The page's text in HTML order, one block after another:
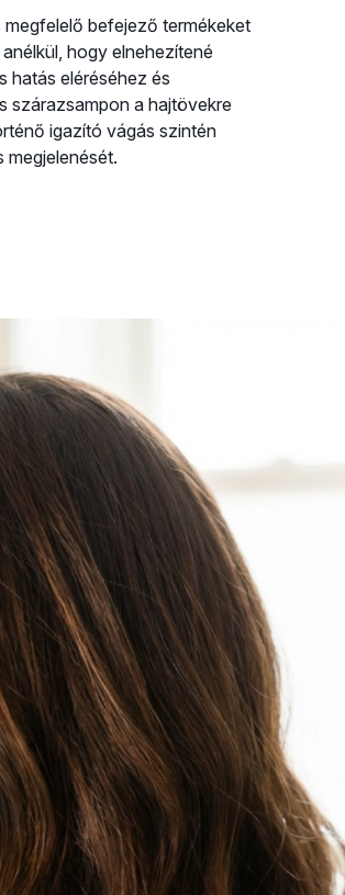
befejező termékeket
hogy elnehezítené
hatás eléréséhez és
szárazsampon a hajtövekre
igazító vágás szintén